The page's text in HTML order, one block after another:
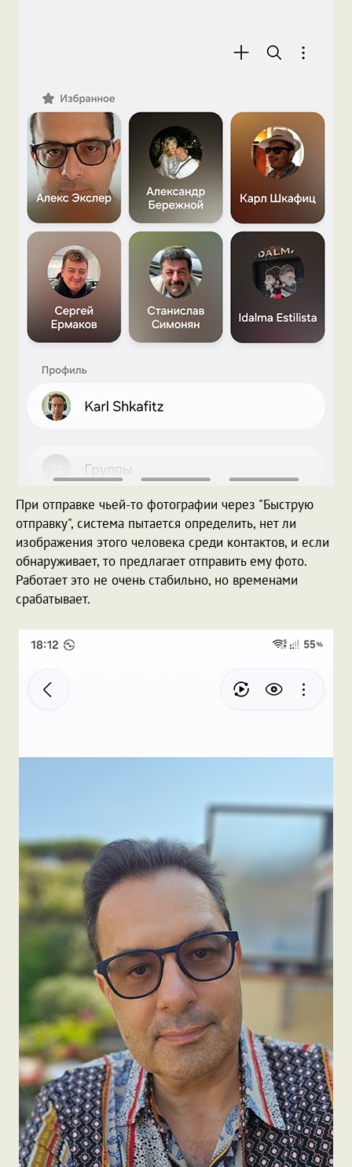
При отправке чьей-то фотографии через "Быструю
отправку", система пытается определить, нет ли
изображения этого человека среди контактов, и если
обнаруживает, то предлагает отправить ему фото.
Работает это не очень стабильно, но временами
срабатывает.